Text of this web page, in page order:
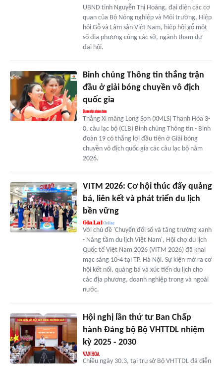
UBND tỉnh Nguyễn Thị Hoàng, đại diện các cơ
quan của Bộ Nông nghiệp và Môi trường, Hiệp
hội Gỗ và Lâm sản Việt Nam, hiệp hội gỗ một
số địa phương cùng các sở, ngành tham dự
đại hội.
Binh chủng Thông tin thắng trận
đầu ở giải bóng chuyền vô địch
quốc gia
Thắng Xi măng Long Sơn (XMLS) Thanh Hóa 3-
0, câu lạc bộ (CLB) Binh chủng Thông tin - Binh
đoàn 19 có thắng lợi đầu tiên ở Giải bóng
chuyền vô địch quốc gia các câu lạc bộ năm
2026.
VITM 2026: Cơ hội thúc đẩy quảng
bá, liên kết và phát triển du lịch
bền vững
Với chủ đề 'Chuyển đổi số và tăng trưởng xanh
- Nâng tầm du lịch Việt Nam', Hội chợ du lịch
Quốc tế Việt Nam 2026 (VITM 2026) đã khai
mạc sáng 10-4 tại TP. Hà Nội. Sự kiện mở ra cơ
hội kết nối, quảng bá và xúc tiến du lịch cho
các địa phương, doanh nghiệp trong và ngoài
nước.
Hội nghị lần thứ tư Ban Chấp
hành Đảng bộ Bộ VHTTDL nhiệm
kỳ 2025 - 2030
Chiều ngày 30.3, tại trụ sở Bộ VHTTDL đã diễn